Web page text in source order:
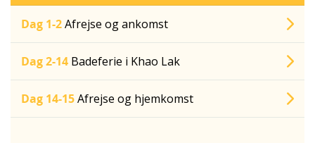
Dag 1-2Afrejse og ankomst
Dag 2-14 Badeferie i Khao Lak
Dag 14-15Afrejse og hjemkomst